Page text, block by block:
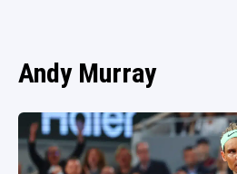
Andy Murray